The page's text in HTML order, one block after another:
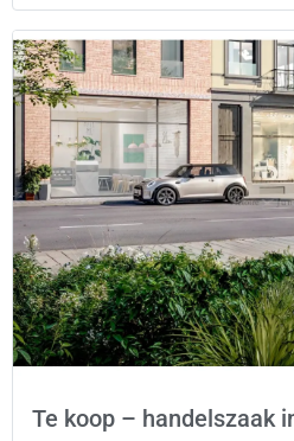
Te koop – handelszaak